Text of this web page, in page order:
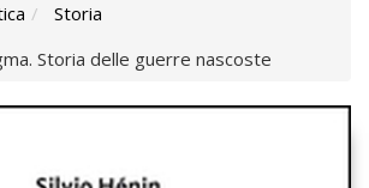
Storia
Storia delle guerre nascoste